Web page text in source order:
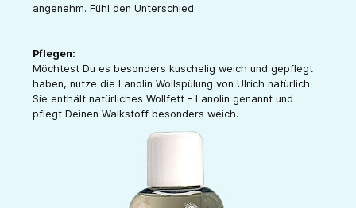
angenehm. Fühl den Unterschied.
Pflegen:
Möchtest Du es besonders kuschelig weich und gepflegt
haben, nutze die Lanolin Wollspülung von Ulrich natürlich.
Sie enthält natürliches Wollfett - Lanolin genannt und
pflegt Deinen Walkstoff besonders weich.